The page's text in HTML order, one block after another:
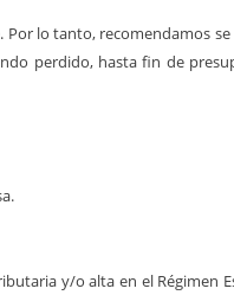
lo tanto, recomendamos se
perdido, hasta fin de
y/o alta en el Régimen